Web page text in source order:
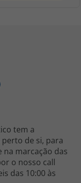
tem a
de si, para
marcação das
o nosso call
das 10:00 às